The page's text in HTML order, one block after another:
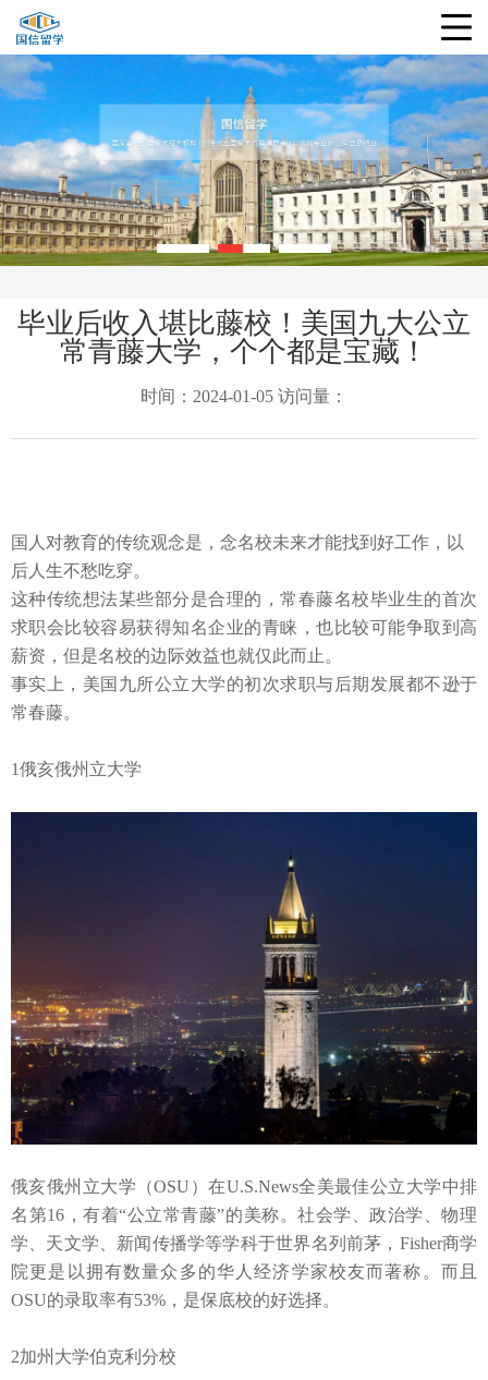
毕业后收入堪比藤校！美国九大公立
常青藤大学，个个都是宝藏！
时间：2024-01-05 访问量：
国人对教育的传统观念是，念名校未来才能找到好工作，以
后人生不愁吃穿。
这种传统想法某些部分是合理的，常春藤名校毕业生的首次
求职会比较容易获得知名企业的青睐，也比较可能争取到高
薪资，但是名校的边际效益也就仅此而止。
事实上，美国九所公立大学的初次求职与后期发展都不逊于
常春藤。
1俄亥俄州立大学
俄亥俄州立大学（OSU）在U.S.News全美最佳公立大学中排
名第16 ，有着“公立常青藤”的美称。社会学、政治学、物理
学、天文学、新闻传播学等学科于世界名列前茅，Fisher商学
院更是以拥有数量众多的华人经济学家校友而著称。而且
OSU的录取率有53%，是保底校的好选择。
2加州大学伯克利分校